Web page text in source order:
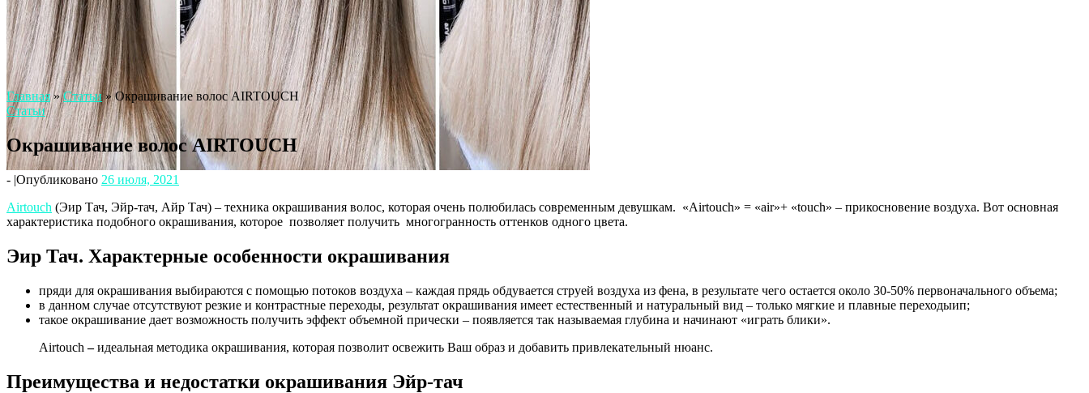
Главная » Статьи » Окрашивание волос AIRTOUCH
Статьи
Окрашивание волос AIRTOUCH
- |Опубликовано 26 июля, 2021
Airtouch (Эир Тач, Эйр-тач, Айр Тач) – техника окрашивания волос, которая очень полюбилась современным девушкам. «Airtouch» = «air»+ «touch» – прикосновение воздуха. Вот основная
характеристика подобного окрашивания, которое позволяет получить многогранность оттенков одного цвета.
Эир Тач. Характерные особенности окрашивания
пряди для окрашивания выбираются с помощью потоков воздуха – каждая прядь обдувается струей воздуха из фена, в результате чего остается около 30-50% первоначального объема;
в данном случае отсутствуют резкие и контрастные переходы, результат окрашивания имеет естественный и натуральный вид – только мягкие и плавные переходыип;
такое окрашивание дает возможность получить эффект объемной прически – появляется так называемая глубина и начинают «играть блики».
Airtouch –идеальная методика окрашивания, которая позволит освежить Ваш образ и добавить привлекательный нюанс.
Преимущества и недостатки окрашивания Эйр-тач